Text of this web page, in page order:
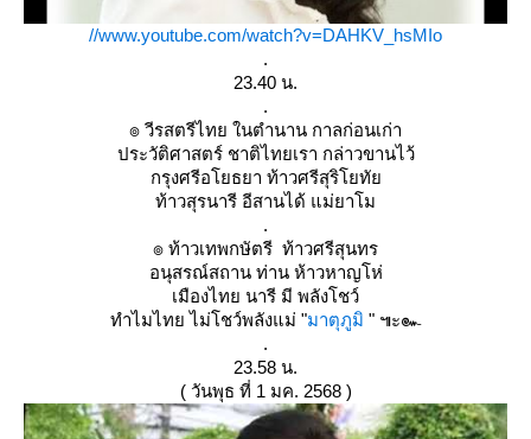
//www.youtube.com/watch?v=DAHKV_hsMIo
.
23.40 น.
.
๏ วีรสตรีไทย ในตำนาน กาลก่อนเก่า
ประวัติศาสตร์ ชาติไทยเรา กล่าวขานไว้
กรุงศรีอโยธยา ท้าวศรีสุริโยทั
ท้าวสุรนารี อีสานได้ แม่ยาโม
.
๏ ท้าวเทพกษัตรี ท้าวศรีสุนทร
อนุสรณ์สถาน ท่าน ห้าวหาญโห่
เมืองไทย นารี มี พลังโชว์
ทำไมไทย ไม่โชว์พลังแม่ "มาตุภูมิ " ๚ะ๛
.
23.58 น.
( วันพุธ ที่ 1 มค. 2568 )